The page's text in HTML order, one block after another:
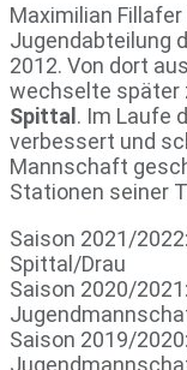
Maximilian
Jugendabteilung
2012. Von dort
wechselte später
Spittal. Im Laufe
verbessert und
Mannschaft
Stationen seiner
Saison 2021/
Spittal/Drau
Saison 2020/
Saison 2019/